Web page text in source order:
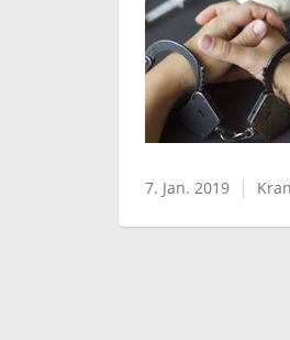
7. Jan. 2019